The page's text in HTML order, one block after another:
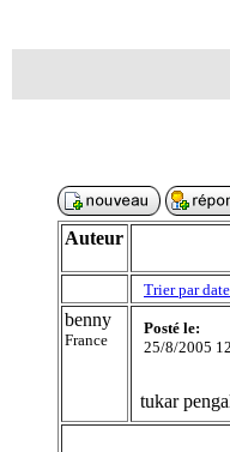
Auteur
Trier par
benny
France
Posté le:
25/8/2005
tukar